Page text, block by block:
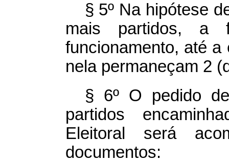
§ 5º Na hipótese
mais partidos, a
funcionamento, até
nela permaneçam 2
§ 6º O pedido
partidos
Eleitoral será
documentos: